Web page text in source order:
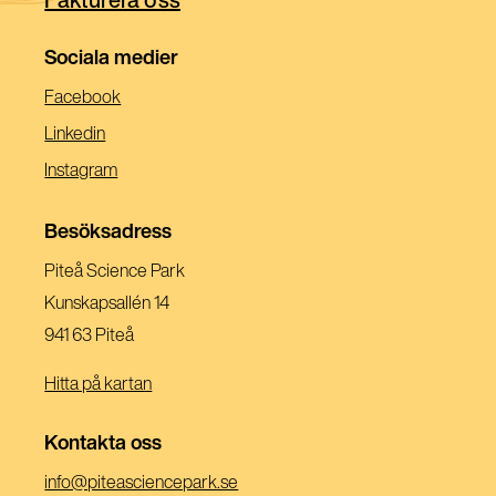
Sociala medier
Facebook(Öppnas
Linkedin(Öppnas
Nytt
Instagram(Öppnas
Ett
Besöksadress
Piteå Science Park
Kunskapsallén 14
941 63 Piteå
Hitta på kartan
Kontakta oss
info@piteasciencepark.se